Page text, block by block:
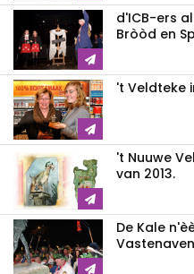
d'ICB-ers
Bròòd en
't Veldteke
't Nuuwe
van 2013.
De Kale